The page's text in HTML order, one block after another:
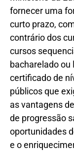
fornecer uma
curto prazo,
contrário dos
cursos
bacharelado
certificado de
públicos que
as vantagens
de progressão
oportunidades
e o